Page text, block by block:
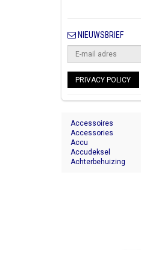
NIEUWSBRIEF
PRIVACY POLICY
Accessoires
Accessories
Accu
Accudeksel
Achterbehuizing